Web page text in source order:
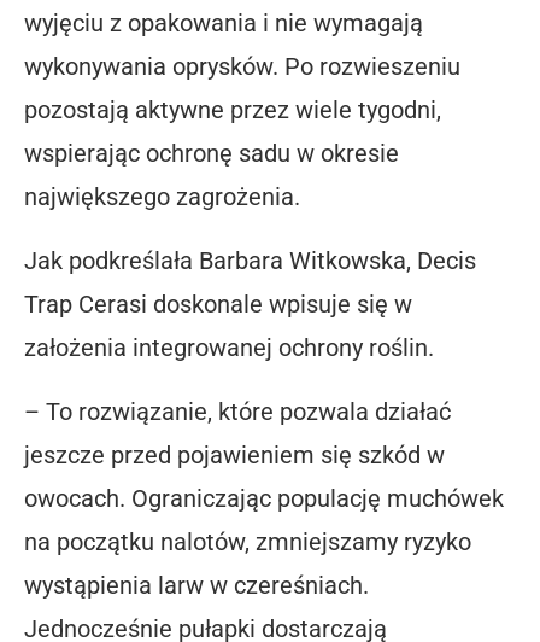
wyjęciu z opakowania i nie wymagają
wykonywania oprysków. Po rozwieszeniu
pozostają aktywne przez wiele tygodni,
wspierając ochronę sadu w okresie
największego zagrożenia.
Jak podkreślała Barbara Witkowska, Decis
Trap Cerasi doskonale wpisuje się w
założenia integrowanej ochrony roślin.
– To rozwiązanie, które pozwala działać
jeszcze przed pojawieniem się szkód w
owocach. Ograniczając populację muchówek
na początku nalotów, zmniejszamy ryzyko
wystąpienia larw w czereśniach.
Jednocześnie pułapki dostarczają